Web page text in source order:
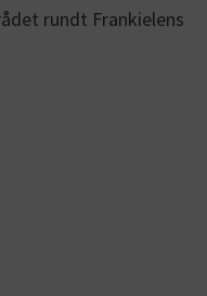
rundt Frankielens